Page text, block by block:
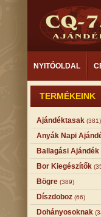
NYITÓOLDAL
TERMÉKEINK
Ajándéktasak (381)
Anyák Napi
Ballagási Ajándék
Bor Kiegészítők
Bögre (389)
Díszdoboz (66)
Dohányosoknak